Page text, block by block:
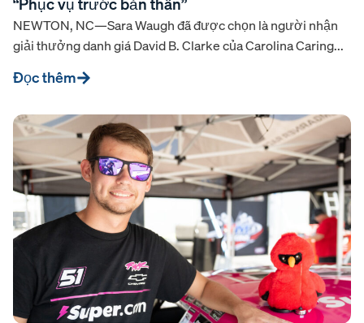
NEWTON, NC—Sara Waugh đã được chọn là người nhận
giải thưởng danh giá David B. Clarke của Carolina Caring...
Đọc thêm